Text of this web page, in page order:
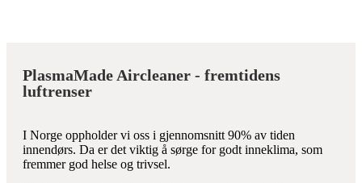
PlasmaMade Aircleaner - fremtidens
luftrenser
I Norge oppholder vi oss i gjennomsnitt 90% av tiden
innendørs. Da er det viktig å sørge for godt inneklima, som
fremmer god helse og trivsel.